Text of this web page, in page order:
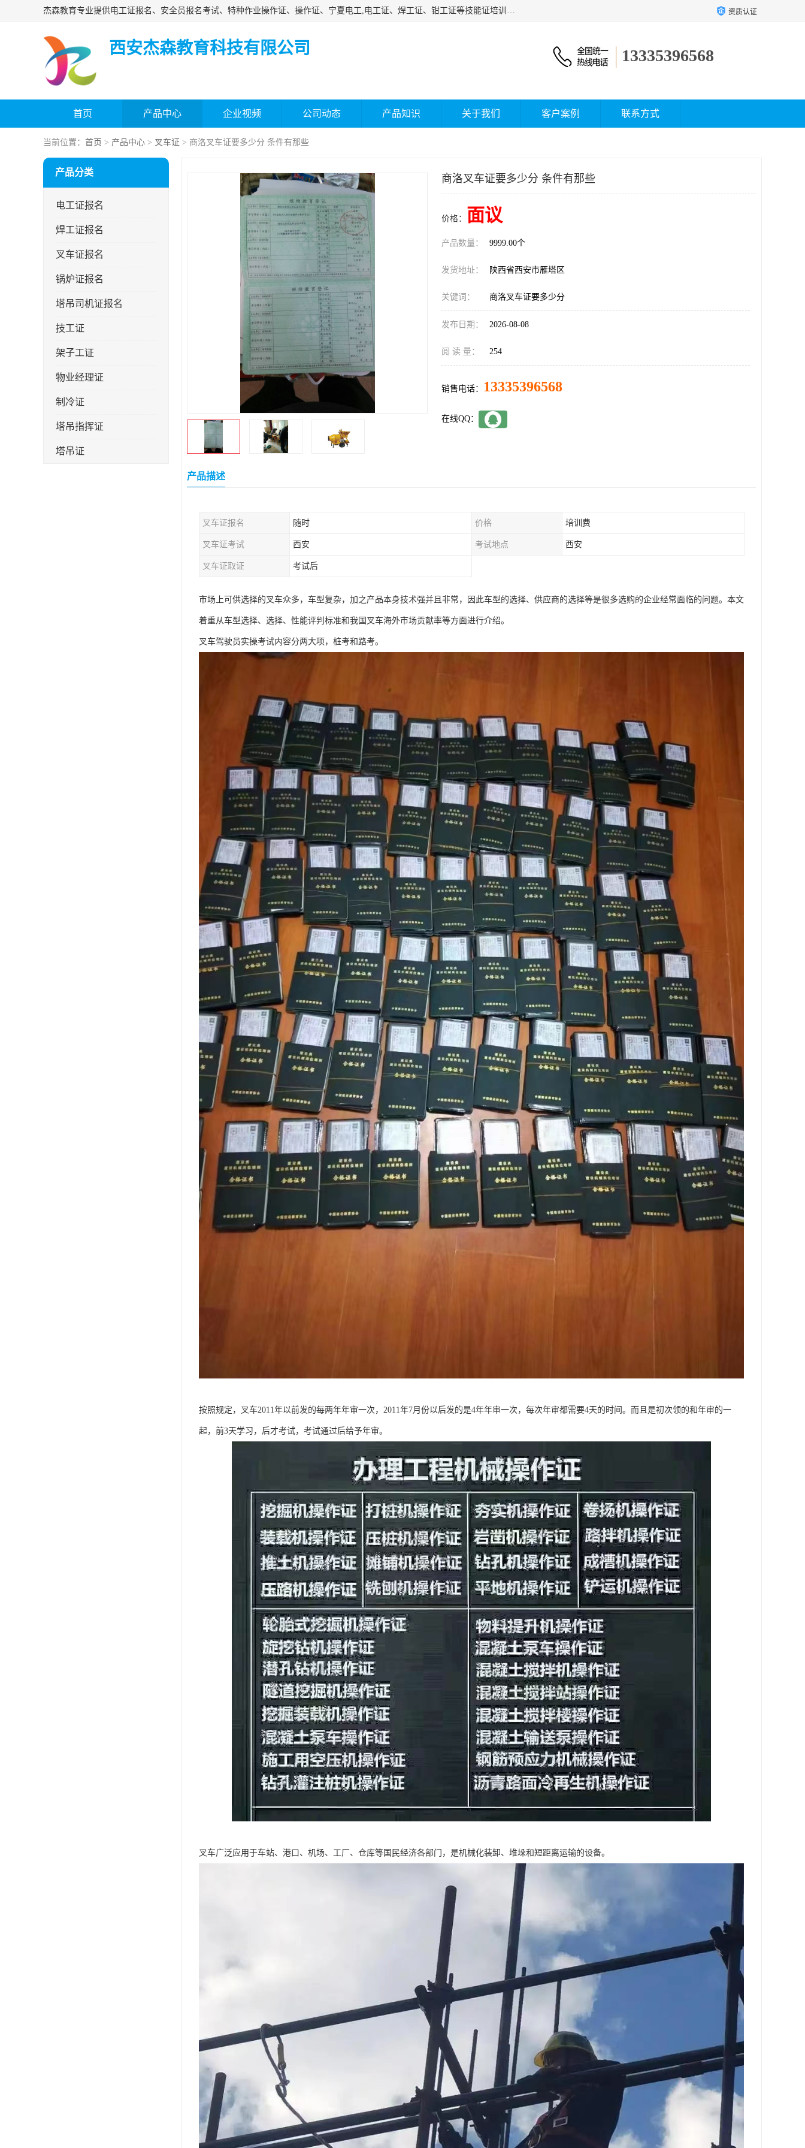
杰森教育专业提供电工证报名、安全员报名考试、特种作业操作证、操作证、宁夏电工,电工证、焊工证、钳工证等技能证培训课程。 资质认证
西安杰森教育科技有限公司 13335396568
首页 产品中心 企业视频 公司动态 产品知识 关于我们 客户案例 联系方式
当前位置： 首页 > 产品中心 > 叉车证 > 商洛叉车证要多少分 条件有那些
产品分类
电工证报名
焊工证报名
叉车证报名
锅炉证报名
塔吊司机证报名
技工证
架子工证
物业经理证
制冷证
塔吊指挥证
塔吊证
商洛叉车证要多少分 条件有那些
价格： 面议
产品数量： 9999.00个
发货地址： 陕西省西安市雁塔区
关键词： 商洛叉车证要多少分
发布日期： 2026-08-08
阅 读 量： 254
销售电话： 13335396568
在线QQ：
产品描述
叉车证报名 随时 价格 培训费
叉车证考试 西安 考试地点 西安
叉车证取证 考试后
市场上可供选择的叉车众多，车型复杂，加之产品本身技术强并且非常，因此车型的选择、供应商的选择等是很多选购的企业经常面临的问题。本文
着重从车型选择、选择、性能评判标准和我国叉车海外市场贡献率等方面进行介绍。
叉车驾驶员实操考试内容分两大项，桩考和路考。
按照规定，叉车2011年以前发的每两年年审一次，2011年7月份以后发的是4年年审一次，每次年审都需要4天的时间。而且是初次领的和年审的一
起，前3天学习，后才考试，考试通过后给予年审。
叉车广泛应用于车站、港口、机场、工厂、仓库等国民经济各部门，是机械化装卸、堆垛和短距离运输的设备。